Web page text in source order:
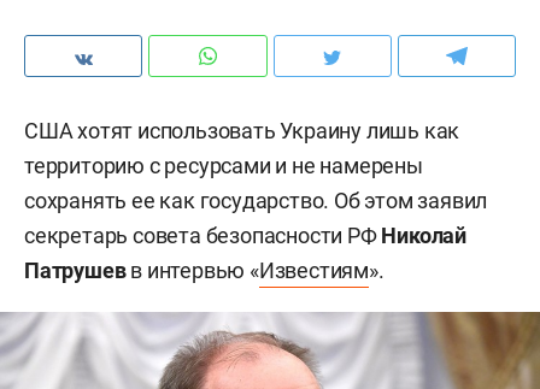
США хотят использовать Украину лишь как
территорию с ресурсами и не намерены
сохранять ее как государство. Об этом заявил
секретарь совета безопасности РФНиколай
Патрушевв интервью «Известиям».